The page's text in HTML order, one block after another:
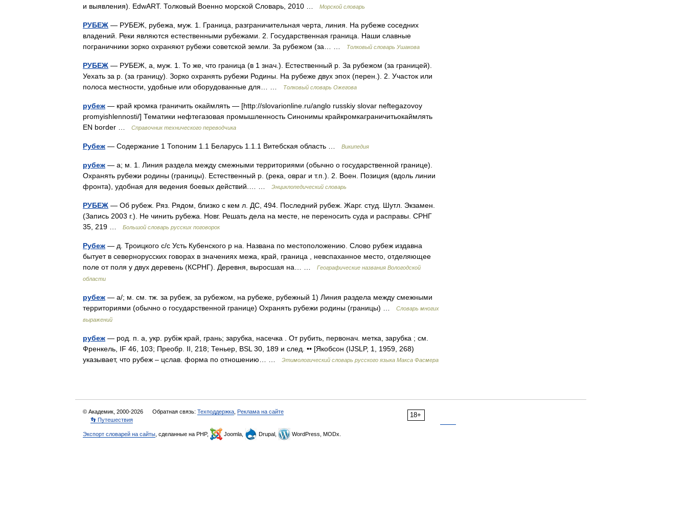
и выявления). EdwART. Толковый Военно морской Словарь, 2010 …
Морской словарь
РУБЕЖ — РУБЕЖ, рубежа, муж. 1. Граница, разграничительная черта, линия. На рубеже соседних
владений. Реки являются естественными рубежами. 2. Государственная граница. Наши славные
пограничники зорко охраняют рубежи советской земли. За рубежом (за… …
Толковый словарь Ушакова
РУБЕЖ — РУБЕЖ, а, муж. 1. То же, что граница (в 1 знач.). Естественный р. За рубежом (за границей).
Уехать за р. (за границу). Зорко охранять рубежи Родины. На рубеже двух эпох (перен.). 2. Участок или
полоса местности, удобные или оборудованные для… …
Толковый словарь Ожегова
рубеж — край кромка граничить окаймлять — [http://slovarionline.ru/anglo russkiy slovar neftegazovoy
promyishlennosti/] Тематики нефтегазовая промышленность Синонимы крайкромкаграничитьокаймлять
EN border …
Справочник технического переводчика
Рубеж — Содержание 1 Топоним 1.1 Беларусь 1.1.1 Витебская область … Википедия
рубеж — а; м. 1. Линия раздела между смежными территориями (обычно о государственной границе).
Охранять рубежи родины (границы). Естественный р. (река, овраг и т.п.). 2. Воен. Позиция (вдоль линии
фронта), удобная для ведения боевых действий.… …
Энциклопедический словарь
РУБЕЖ — Об рубеж. Ряз. Рядом, близко с кем л. ДС, 494. Последний рубеж. Жарг. студ. Шутл. Экзамен.
(Запись 2003 г.). Не чинить рубежа. Новг. Решать дела на месте, не переносить суда и расправы. СРНГ
35, 219 …
Большой словарь русских поговорок
Рубеж — д. Троицкого с/с Усть Кубенского р на. Названа по местоположению. Слово рубеж издавна
бытует в севернорусских говорах в значениях межа, край, граница , невспаханное место, отделяющее
поле от поля у двух деревень (КСРНГ). Деревня, выросшая на… …
Географические названия Вологодской
области
рубеж — а/; м. см. тж. за рубеж, за рубежом, на рубеже, рубежный 1) Линия раздела между смежными
территориями (обычно о государственной границе) Охранять рубежи родины (границы) …
Словарь многих
выражений
рубеж — род. п. а, укр. рубiж край, грань; зарубка, насечка . От рубить, первонач. метка, зарубка ; см.
Френкель, IF 46, 103; Преобр. II, 218; Теньер, ВSL 30, 189 и след. •• [Якобсон (IJSLP, 1, 1959, 268)
указывает, что рубеж – цслав. форма по отношению… …
Этимологический словарь русского языка Макса Фасмера
18+
© Академик, 2000-2026 Обратная связь: Техподдержка Реклама на сайте
👣 Путешествия
Экспорт словарей на сайты , сделанные на PHP, Joomla, Drupal, WordPress, MODx.